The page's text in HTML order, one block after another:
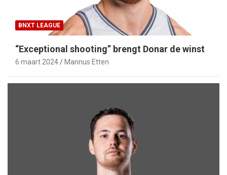
BNXT LEAGUE
“Exceptional shooting” brengt Donar de winst
6 maart 2024 Mannus Etten